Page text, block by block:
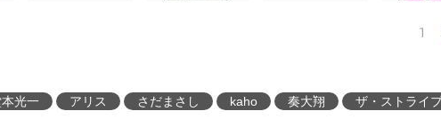
1
光一 アリス さだまさし kaho 奏大翔 ザ・ストライ